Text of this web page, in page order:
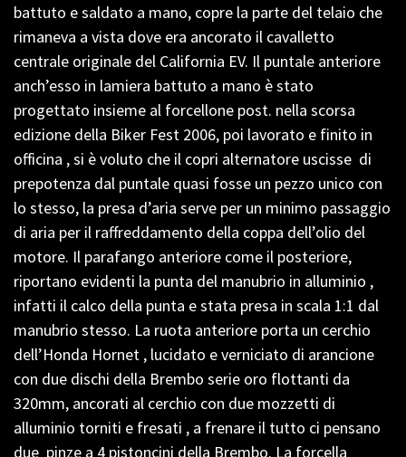
battuto e saldato a mano, copre la parte del telaio che
rimaneva a vista dove era ancorato il cavalletto
centrale originale del California EV. Il puntale anteriore
anch’esso in lamiera battuto a mano è stato
progettato insieme al forcellone post. nella scorsa
edizione della Biker Fest 2006, poi lavorato e finito in
officina , si è voluto che il copri alternatore uscisse di
prepotenza dal puntale quasi fosse un pezzo unico con
lo stesso, la presa d’aria serve per un minimo passaggio
di aria per il raffreddamento della coppa dell’olio del
motore. Il parafango anteriore come il posteriore,
riportano evidenti la punta del manubrio in alluminio ,
infatti il calco della punta e stata presa in scala 1:1 dal
manubrio stesso. La ruota anteriore porta un cerchio
dell’Honda Hornet , lucidato e verniciato di arancione
con due dischi della Brembo serie oro flottanti da
320mm, ancorati al cerchio con due mozzetti di
alluminio torniti e fresati , a frenare il tutto ci pensano
due pinze a 4 pistoncini della Brembo. La forcella